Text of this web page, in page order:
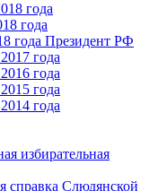
года
года
года Президент РФ
года
года
года
года
избирательная
справка Слюдянской